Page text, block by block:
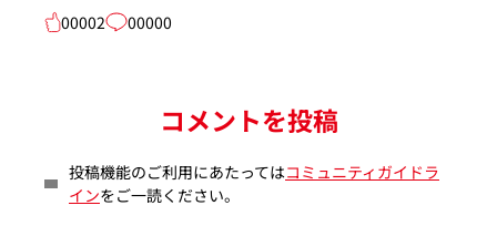
00002
00000
コメントを投稿
投稿機能のご利用にあたってはコミュニティガイドラ
インをご一読ください。